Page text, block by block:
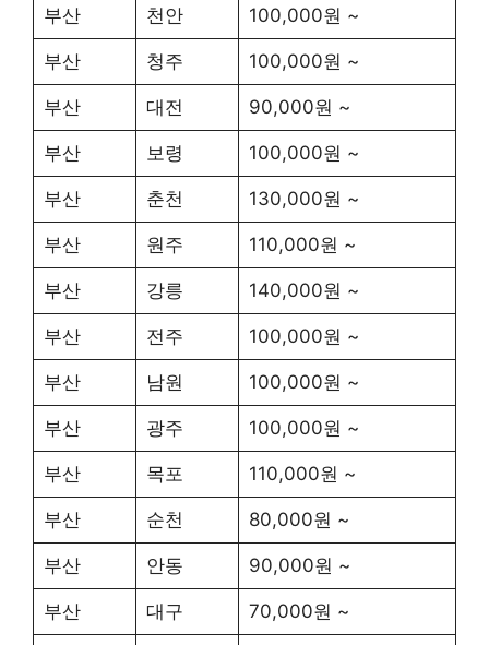
부산 천안 100,000원 ~
부산 청주 100,000원 ~
부산 대전 90,000원 ~
부산 보령 100,000원 ~
부산 춘천 130,000원 ~
부산 원주 110,000원 ~
부산 강릉 140,000원 ~
부산 전주 100,000원 ~
부산 남원 100,000원 ~
부산 광주 100,000원 ~
부산 목포 110,000원 ~
부산 순천 80,000원 ~
부산 안동 90,000원 ~
부산 대구 70,000원 ~